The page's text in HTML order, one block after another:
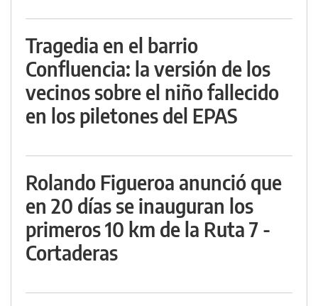
Tragedia en el barrio
Confluencia: la versión de los
vecinos sobre el niño fallecido
en los piletones del EPAS
Rolando Figueroa anunció que
en 20 días se inauguran los
primeros 10 km de la Ruta 7 -
Cortaderas